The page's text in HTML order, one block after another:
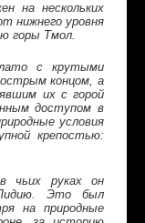
на нескольких
нижнего уровня
горы Тмол.
с крутыми
острым концом, а
их с горой
доступом в
условия
крепостью:
чьих руках он
Лидию. Это был
на природные